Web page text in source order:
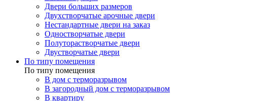
Двери больших размеров
Двухстворчатые арочные двери
Нестандартные двери на заказ
Одностворчатые двери
Полуторастворчатые двери
Двустворчатые двери
По типу помещения
По типу помещения
В дом с терморазрывом
В загородный дом с терморазрывом
В квартиру